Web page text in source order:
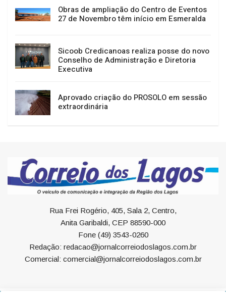
Obras de ampliação do Centro de Eventos
27 de Novembro têm início em Esmeralda
Sicoob Credicanoas realiza posse do novo
Conselho de Administração e Diretoria
Executiva
Aprovado criação do PROSOLO em sessão
extraordinária
Rua Frei Rogério, 405, Sala 2, Centro,
Anita Garibaldi, CEP 88590-000
Fone (49) 3543-0260
Redação: redacao@jornalcorreiodoslagos.com.br
Comercial: comercial@jornalcorreiodoslagos.com.br